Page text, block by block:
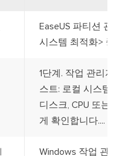
EaseUS 파티션
시스템 최적화>
1단계. 작업 관리
스트: 로컬 시스
디스크, CPU 또
게 확인합니다....
Windows 작업 관